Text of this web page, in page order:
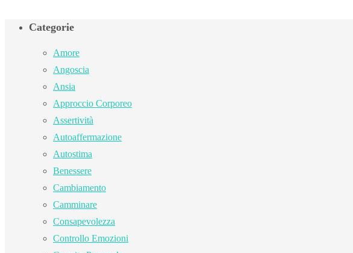
Categorie
Amore
Angoscia
Ansia
Approccio Corporeo
Assertività
Autoaffermazione
Autostima
Benessere
Cambiamento
Camminare
Consapevolezza
Controllo Emozioni